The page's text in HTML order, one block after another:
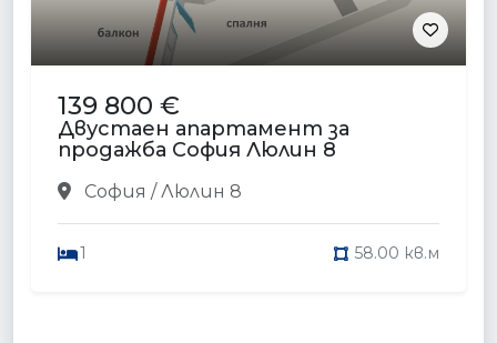
139 800 €
Двустаен апартамент за
продажба София Люлин 8
София / Люлин 8
1 58.00 кв.м